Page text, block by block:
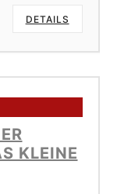
DETAILS
KLEINE